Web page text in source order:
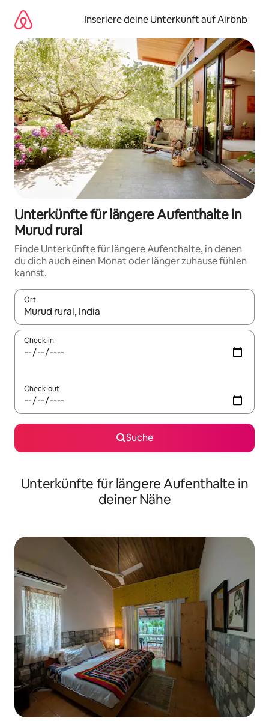
Inhalten
springen
Inseriere deine Unterkunft auf Airbnb
Unterkünfte für längere Aufenthalte in
Murud rural
Finde Unterkünfte für längere Aufenthalte, in denen
du dich auch einen Monat oder länger zuhause fühlen
kannst.
Ort
Wenn Ergebnisse verfügbar sind, navigiere mit den
Check-in
Check-out
Suche
Unterkünfte für längere Aufenthalte in
deiner Nähe